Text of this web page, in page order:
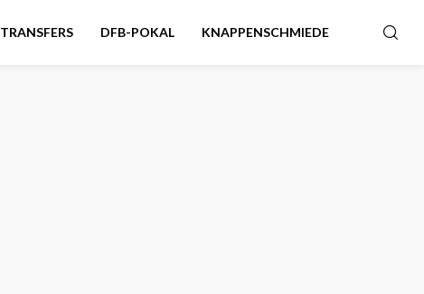
TRANSFERS DFB-POKAL KNAPPENSCHMIEDE